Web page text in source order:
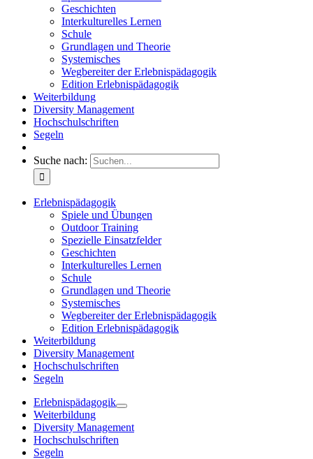
Geschichten
Interkulturelles Lernen
Schule
Grundlagen und Theorie
Systemisches
Wegbereiter der Erlebnispädagogik
Edition Erlebnispädagogik
Weiterbildung
Diversity Management
Hochschulschriften
Segeln
Suche nach:
Erlebnispädagogik
Spiele und Übungen
Outdoor Training
Spezielle Einsatzfelder
Geschichten
Interkulturelles Lernen
Schule
Grundlagen und Theorie
Systemisches
Wegbereiter der Erlebnispädagogik
Edition Erlebnispädagogik
Weiterbildung
Diversity Management
Hochschulschriften
Segeln
Erlebnispädagogik
Weiterbildung
Diversity Management
Hochschulschriften
Segeln